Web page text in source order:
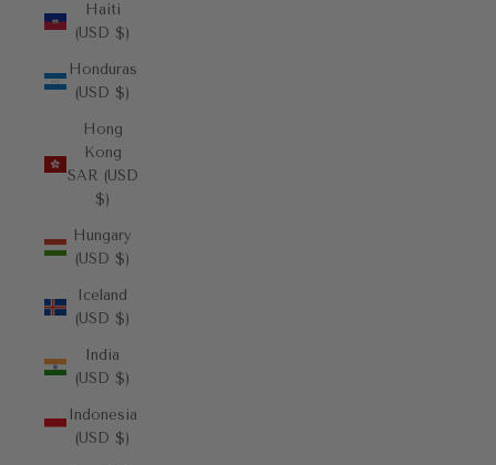
Haiti
(USD $)
Honduras
(USD $)
Hong
Kong
SAR (USD
$)
Hungary
(USD $)
Iceland
(USD $)
India
(USD $)
Indonesia
(USD $)